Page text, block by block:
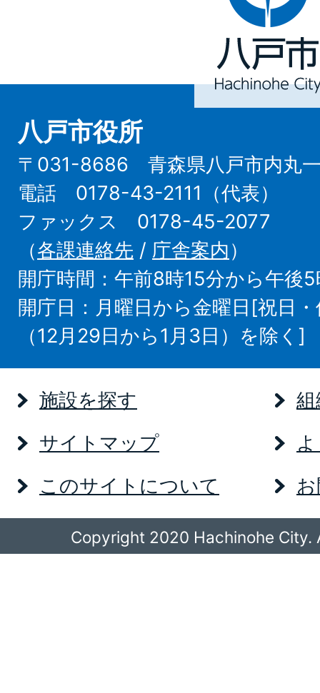
市
Hachinohe
City
八戸市役所
〒031-8686 青森県八戸市内丸一
電話 0178-43-2111（代表）
ファックス 0178-45-2077
（各課連絡先 / 庁舎案内）
開庁時間：午前8時15分から午後5
開庁日：月曜日から金曜日[祝日
（12月29日から1月3日）を除く]
施設を探す
サイトマップ
このサイトについて
Copyright 2020 Hachinohe City.